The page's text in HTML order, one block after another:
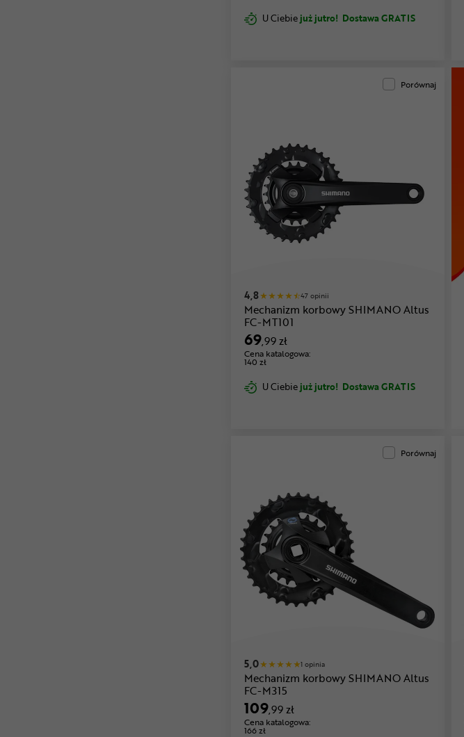
U Ciebiejuż jutro! Dostawa GRATIS
Porównaj
4,8 47 opinii
Mechanizm korbowy SHIMANO Altus
FC-MT101
69,99 zł
Cena katalogowa:
140 zł
U Ciebiejuż jutro! Dostawa GRATIS
Porównaj
5,0 1 opinia
Mechanizm korbowy SHIMANO Altus
FC-M315
109,99 zł
Cena katalogowa:
166 zł